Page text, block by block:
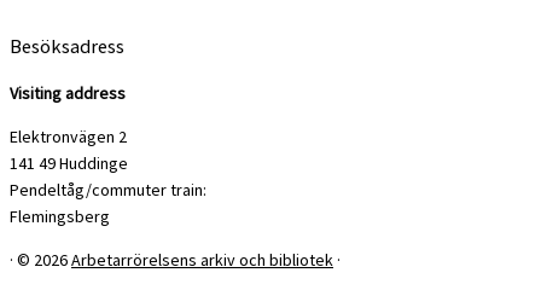
Besöksadress
Visiting address
Elektronvägen 2
141 49 Huddinge
Pendeltåg/commuter train:
Flemingsberg
· © 2026Arbetarrörelsens arkiv och bibliotek ·